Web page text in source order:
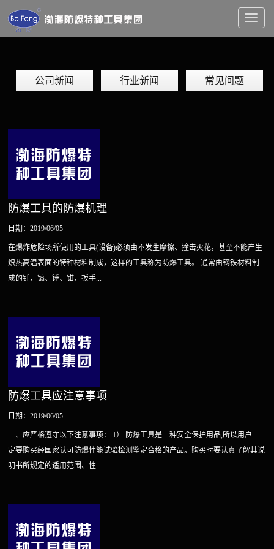
Toggle
公司新闻 行业新闻 常见问题
防爆工具的防爆机理
日期：2019/06/05
在爆炸危险场所使用的工具(设备)必须由不发生摩擦、撞击火花，甚至不能产生
炽热高温表面的特种材料制成，这样的工具称为防爆工具。 通常由钢铁材料制
成的钎、镐、锤、钳、扳手...
防爆工具应注意事项
日期：2019/06/05
一、应严格遵守以下注意事项： 1） 防爆工具是一种安全保护用品,所以用户一
定要购买经国家认可防爆性能试验检测鉴定合格的产品。购买时要认真了解其说
明书所规定的适用范围、性...